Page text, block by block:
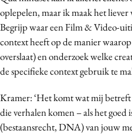
oplepelen, maar ik maak het
Begrijp waar een Film & Video-
context heeft op de manier
overslaat) en onderzoek welke
de specifieke context gebruik te
Kramer: ‘Het komt wat mij
die verhalen komen – als het goed
(bestaansrecht, DNA) van jouw